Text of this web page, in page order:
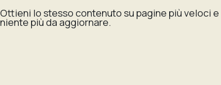
Ottieni lo stesso contenuto su pagine più veloci e
niente più da aggiornare.